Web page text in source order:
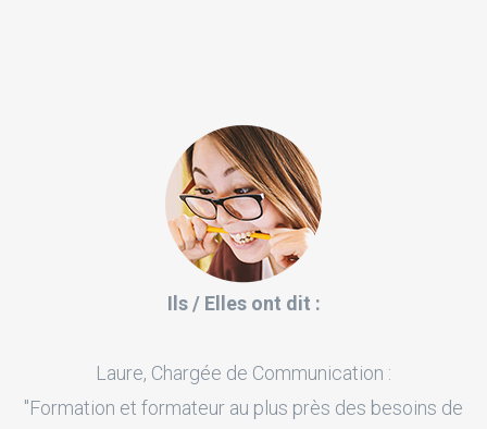
Ils / Elles ont dit :
Laure, Chargée de Communication :
"Formation et formateur au plus près des besoins de